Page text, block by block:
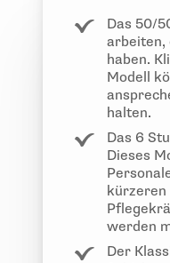
Das 50/
arbeiten,
haben.
Modell
halten.
Das 6
Dieses
werden
Der